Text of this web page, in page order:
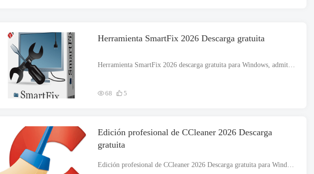
Herramienta SmartFix 2026 Descarga gratuita
68 5
Edición profesional de CCleaner 2026 Descarga
gratuita
Edición profesional de CCleaner 2026 Descarga gratuita para Windows. Es un instalador fuera de línea completamente independiente.. Revisión de CCleaner Edición Profesional 2026 CCleaner Edición Profesional...